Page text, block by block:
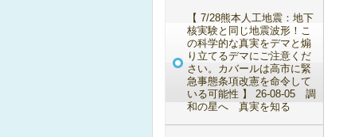
【 7/28熊本人工地震：地下
核実験と同じ地震波形！こ
の科学的な真実をデマと煽
り立てるデマにご注意くだ
さい。カバールは高市に緊
急事態条項改憲を命令して
いる可能性 】 26-08-05 調
和の星へ 真実を知る